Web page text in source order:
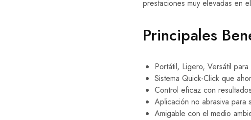
prestaciones muy elevadas en
Principales
Portátil, Ligero, Versátil para
Sistema Quick-Click que
Control eficaz con
Aplicación no abrasiva para
Amigable con el medio